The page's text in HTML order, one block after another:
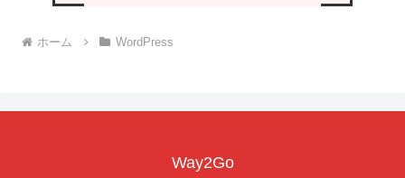
ホーム WordPress
Way2Go